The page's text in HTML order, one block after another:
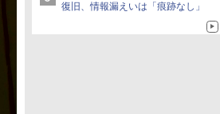
復旧、情報漏えいは「痕跡なし」